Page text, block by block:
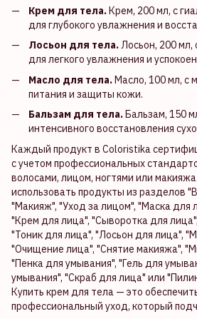
Крем для тела.Крем, 200 мл, с
для глубокого увлажнения и
Лосьон для тела.Лосьон, 200 мл,
для легкого увлажнения и
Масло для тела.Масло, 100 мл, с
питания и защиты кожи.
Бальзам для тела.Бальзам, 150
интенсивного восстановления
Каждый продукт в Coloristika
с учетом профессиональных
волосами, лицом, ногтями или
использовать продукты из разделов
"Макияж", "Уход за лицом", "Маска для
"Крем для лица", "Сыворотка для
"Тоник для лица", "Лосьон для лица",
"Очищение лица", "Снятие макияжа",
"Пенка для умывания", "Гель для
умывания", "Скраб для лица" или
Купить крем для тела — это
профессиональный уход, который